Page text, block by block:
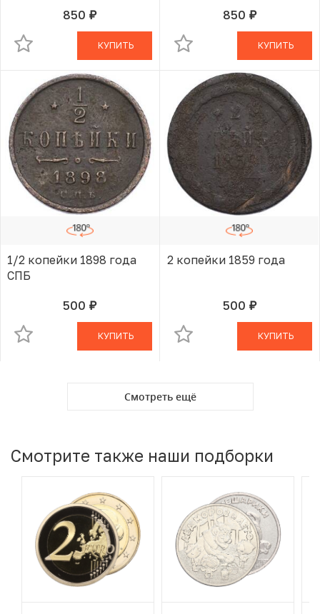
850 руб.В КОРЗИНЕ
КУПИТЬ
850 руб.В КОРЗИНЕ
КУПИТЬ
1/2 копейки 1898 года
СПБ
500 руб.В КОРЗИНЕ
КУПИТЬ
2 копейки 1859 года
500 руб.В КОРЗИНЕ
КУПИТЬ
Смотреть ещё
Смотрите также наши подборки